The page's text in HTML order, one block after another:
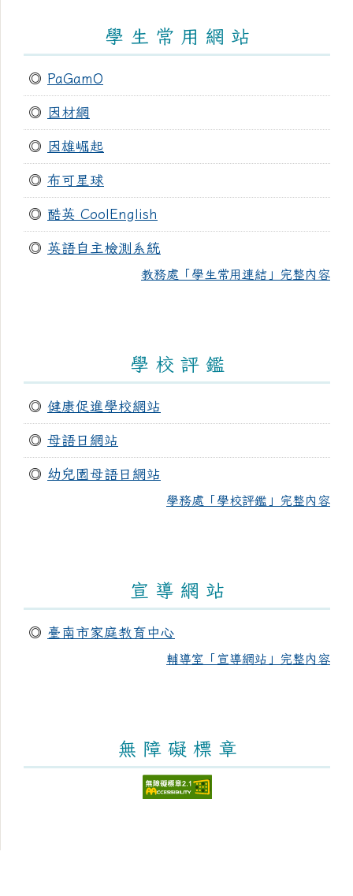
學 生 常 用 網 站
◎ PaGamO
◎ 因材網
◎ 因雄崛起
◎ 布可星球
◎ 酷英 CoolEnglish
◎ 英語自主檢測系統
教務處「學生常用連結」完整內容
學 校 評 鑑
◎ 健康促進學校網站
◎ 母語日網站
◎ 幼兒園母語日網站
學務處「學校評鑑」完整內容
宣 導 網 站
◎ 臺南市家庭教育中心
輔導室「宣導網站」完整內容
無 障 礙 標 章